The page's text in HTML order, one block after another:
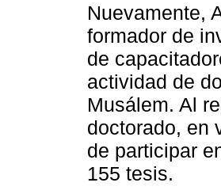
Nuevamente,
formador de
de
actividad de
Musálem. Al
doctorado, en
de participar
155 tesis.